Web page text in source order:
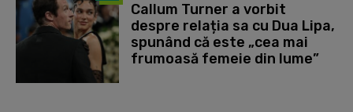
Callum Turner a vorbit
despre relația sa cu Dua Lipa,
spunând că este „cea mai
frumoasă femeie din lume”